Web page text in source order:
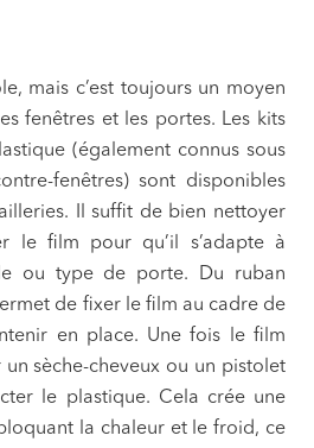
mais c’est toujours un moyen
fenêtres et les portes. Les kits
(également connus sous
fenêtres) sont disponibles
Il suffit de bien nettoyer
le film pour qu’il s’adapte à
ou type de porte. Du ruban
de fixer le film au cadre de
en place. Une fois le film
un sèche-cheveux ou un pistolet
le plastique. Cela crée une
la chaleur et le froid, ce